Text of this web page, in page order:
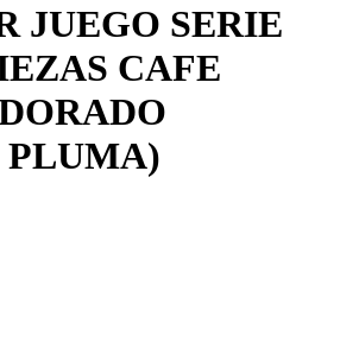
JUEGO SERIE
CAFE